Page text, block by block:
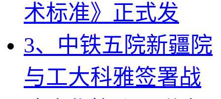
术标准》正式发
3、中铁五院新疆院
与工大科雅签署战